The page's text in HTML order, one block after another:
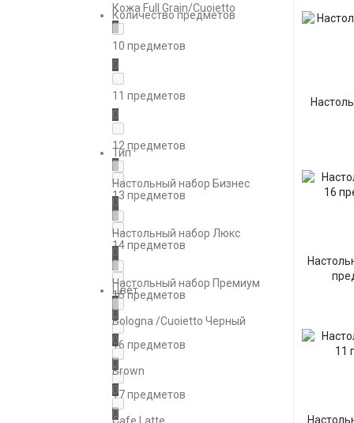
Кожа Full Grain/Сuoietto
0
Количество предметов
10 предметов
0
11 предметов
0
12 предметов
0
13 предметов
0
14 предметов
0
15 предметов
0
16 предметов
0
17 предметов
0
Тип
Настольный набор Бизнес
0
Настольный набор Люкс
0
Настольный набор Премиум
0
Цвет
Bologna /Сuoietto Черный
0
Brown
0
Cafe Latte